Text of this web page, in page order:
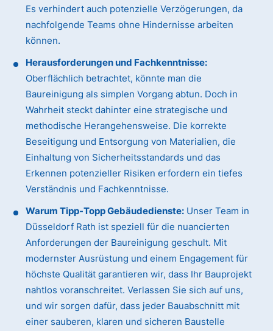
Es verhindert auch potenzielle Verzögerungen, da
nachfolgende Teams ohne Hindernisse arbeiten
können.
Herausforderungen und Fachkenntnisse:
Oberflächlich betrachtet, könnte man die
Baureinigung als simplen Vorgang abtun. Doch in
Wahrheit steckt dahinter eine strategische und
methodische Herangehensweise. Die korrekte
Beseitigung und Entsorgung von Materialien, die
Einhaltung von Sicherheitsstandards und das
Erkennen potenzieller Risiken erfordern ein tiefes
Verständnis und Fachkenntnisse.
Warum Tipp-Topp Gebäudedienste: Unser Team in
Düsseldorf Rath ist speziell für die nuancierten
Anforderungen der Baureinigung geschult. Mit
modernster Ausrüstung und einem Engagement für
höchste Qualität garantieren wir, dass Ihr Bauprojekt
nahtlos voranschreitet. Verlassen Sie sich auf uns,
und wir sorgen dafür, dass jeder Bauabschnitt mit
einer sauberen, klaren und sicheren Baustelle